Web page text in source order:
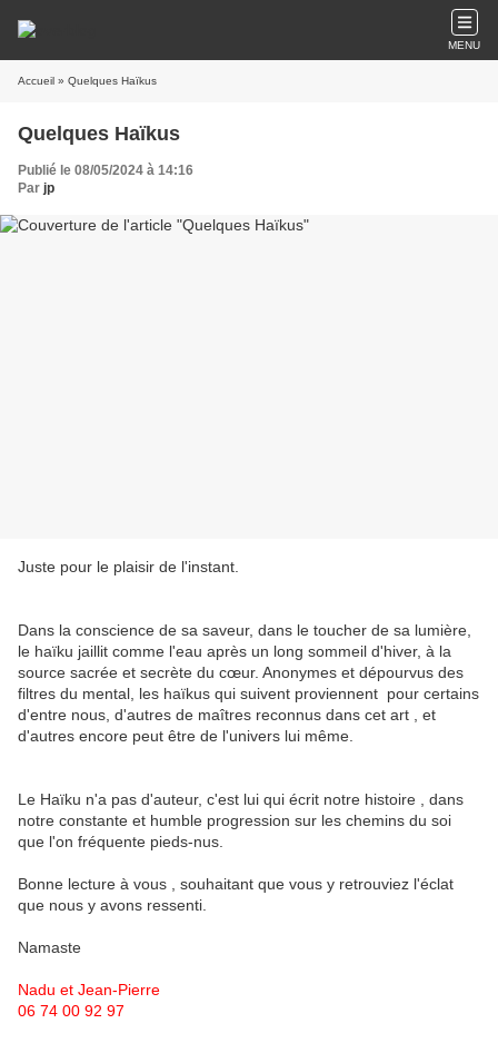
MENU
Accueil » Quelques Haïkus
Quelques Haïkus
Publié le 08/05/2024 à 14:16
Par jp
Juste pour le plaisir de l'instant.
Dans la conscience de sa saveur, dans le toucher de sa lumière,
le haïku jaillit comme l'eau après un long sommeil d'hiver, à la
source sacrée et secrète du cœur. Anonymes et dépourvus des
filtres du mental, les haïkus qui suivent proviennent pour certains
d'entre nous, d'autres de maîtres reconnus dans cet art , et
d'autres encore peut être de l'univers lui même.
Le Haïku n'a pas d'auteur, c'est lui qui écrit notre histoire , dans
notre constante et humble progression sur les chemins du soi
que l'on fréquente pieds-nus.
Bonne lecture à vous , souhaitant que vous y retrouviez l'éclat
que nous y avons ressenti.
Namaste
Nadu et Jean-Pierre
06 74 00 92 97